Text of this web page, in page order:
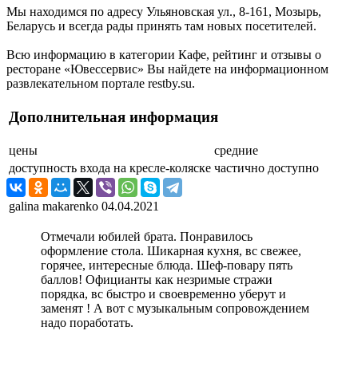
Мы находимся по адресу Ульяновская ул., 8-161, Мозырь,
Беларусь и всегда рады принять там новых посетителей.
Всю информацию в категории Кафе, рейтинг и отзывы о
ресторане «Ювессервис» Вы найдете на информационном
развлекательном портале restby.su.
Дополнительная информация
цены
средние
доступность входа на кресле-коляске частично доступно
galina makarenko 04.04.2021
Отмечали юбилей брата. Понравилось
оформление стола. Шикарная кухня, вс свежее,
горячее, интересные блюда. Шеф-повару пять
баллов! Официанты как незримые стражи
порядка, вс быстро и своевременно уберут и
заменят ! А вот с музыкальным сопровождением
надо поработать.